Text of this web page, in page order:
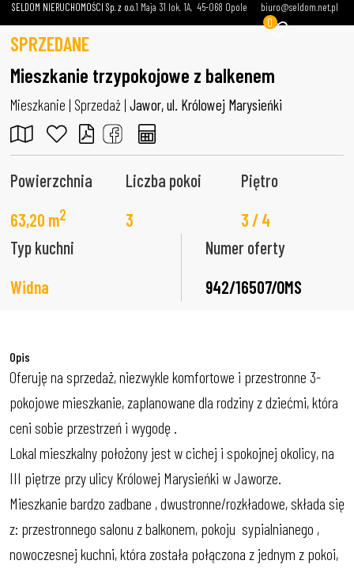
SELDOM NIERUCHOMOŚCI Sp. z o.o.1 Maja 31 lok. 1A 45-068 Opole biuro@seldom.net.pl
0
SPRZEDANE
Mieszkanie trzypokojowe z balkenem
Mieszkanie | Sprzedaż |Jawor, ul. Królowej Marysieńki
Powierzchnia
63,20 m2
Liczba pokoi
3
Piętro
3 / 4
Typ kuchni
Widna
Numer oferty
942/16507/OMS
Opis
Oferuję na sprzedaż, niezwykle komfortowe i przestronne 3-
pokojowe mieszkanie, zaplanowane dla rodziny z dziećmi, która
ceni sobie przestrzeń i wygodę .
Lokal mieszkalny położony jest w cichej i spokojnej okolicy, na
III piętrze przy ulicy Królowej Marysieńki w Jaworze.
Mieszkanie bardzo zadbane , dwustronne/rozkładowe, składa się
z: przestronnego salonu z balkonem, pokoju sypialnianego ,
nowoczesnej kuchni, która została połączona z jednym z pokoi,